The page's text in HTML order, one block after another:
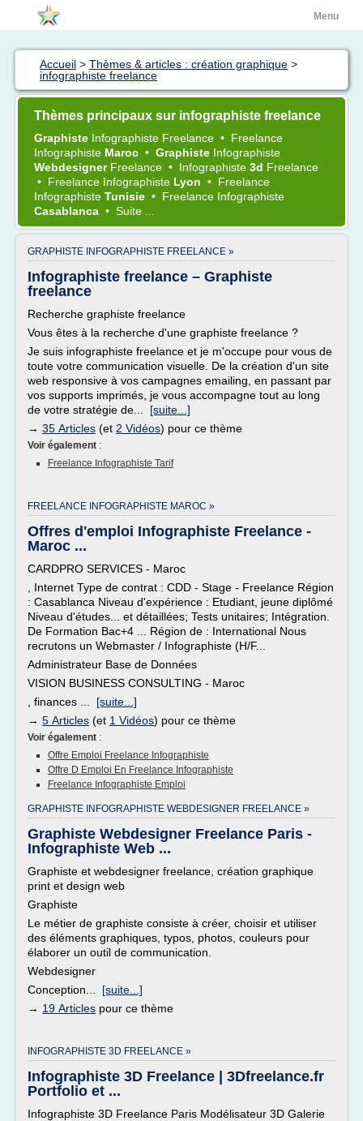
Menu
Accueil > Thèmes & articles : création graphique >
infographiste freelance
Thèmes principaux sur infographiste freelance
Graphiste Infographiste Freelance • Freelance
Infographiste Maroc • Graphiste Infographiste
Webdesigner Freelance • Infographiste 3d Freelance
• Freelance Infographiste Lyon • Freelance
Infographiste Tunisie • Freelance Infographiste
Casablanca • Suite ...
GRAPHISTE INFOGRAPHISTE FREELANCE »
Infographiste freelance – Graphiste
freelance
Recherche graphiste freelance
Vous êtes à la recherche d'une graphiste freelance ?
Je suis infographiste freelance et je m'occupe pour vous de
toute votre communication visuelle. De la création d'un site
web responsive à vos campagnes emailing, en passant par
vos supports imprimés, je vous accompagne tout au long
de votre stratégie de... [suite...]
→ 35 Articles (et 2 Vidéos) pour ce thème
Voir également :
Freelance Infographiste Tarif
FREELANCE INFOGRAPHISTE MAROC »
Offres d'emploi Infographiste Freelance -
Maroc ...
CARDPRO SERVICES - Maroc
, Internet Type de contrat : CDD - Stage - Freelance Région
: Casablanca Niveau d'expérience : Etudiant, jeune diplômé
Niveau d'études... et détaillées; Tests unitaires; Intégration.
De Formation Bac+4 ... Région de : International Nous
recrutons un Webmaster / Infographiste (H/F...
Administrateur Base de Données
VISION BUSINESS CONSULTING - Maroc
, finances ... [suite...]
→ 5 Articles (et 1 Vidéos) pour ce thème
Voir également :
Offre Emploi Freelance Infographiste
Offre D Emploi En Freelance Infographiste
Freelance Infographiste Emploi
GRAPHISTE INFOGRAPHISTE WEBDESIGNER FREELANCE »
Graphiste Webdesigner Freelance Paris -
Infographiste Web ...
Graphiste et webdesigner freelance, création graphique
print et design web
Graphiste
Le métier de graphiste consiste à créer, choisir et utiliser
des éléments graphiques, typos, photos, couleurs pour
élaborer un outil de communication.
Webdesigner
Conception... [suite...]
→ 19 Articles pour ce thème
INFOGRAPHISTE 3D FREELANCE »
Infographiste 3D Freelance | 3Dfreelance.fr
Portfolio et ...
Infographiste 3D Freelance Paris Modélisateur 3D Galerie